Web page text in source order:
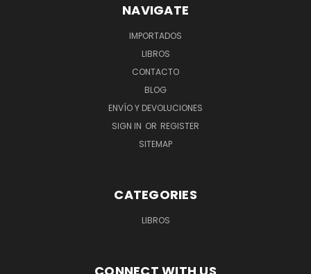
NAVIGATE
IMPORTADOS
LIBROS
CONTACTO
BLOG
ENVÍO Y DEVOLUCIONES
SIGN IN OR REGISTER
SITEMAP
CATEGORIES
LIBROS